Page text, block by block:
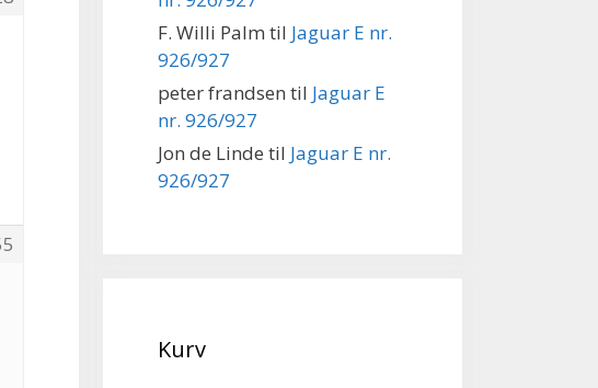
F. Willi Palm til Jaguar E nr.
926/927
peter frandsen til Jaguar E
nr. 926/927
Jon de Linde til Jaguar E nr.
926/927
Kurv